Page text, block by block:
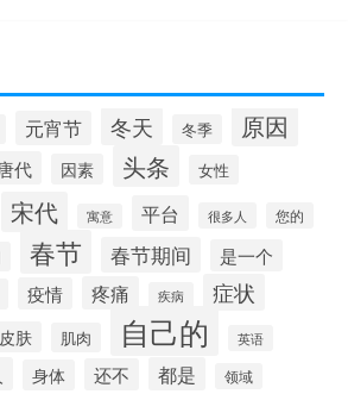
元宵节 冬天 冬季 原因
唐代 因素 头条 女性
宋代 寓意 平台 很多人 您的
春节 春节期间 是一个
疫情 疼痛 疾病 症状
皮肤 肌肉 自己的 英语
身体 还不 都是 领域